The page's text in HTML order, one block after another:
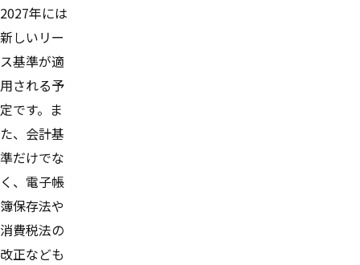
2027年には
新しいリー
ス基準が適
用される予
定です。ま
た、会計基
準だけでな
く、電子帳
簿保存法や
消費税法の
改正なども